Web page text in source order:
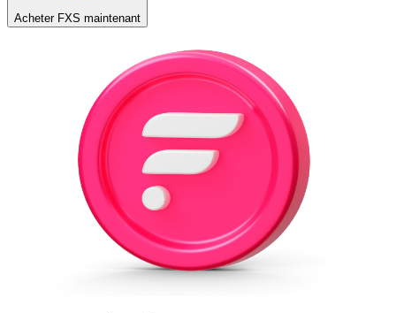
Acheter FXS maintenant